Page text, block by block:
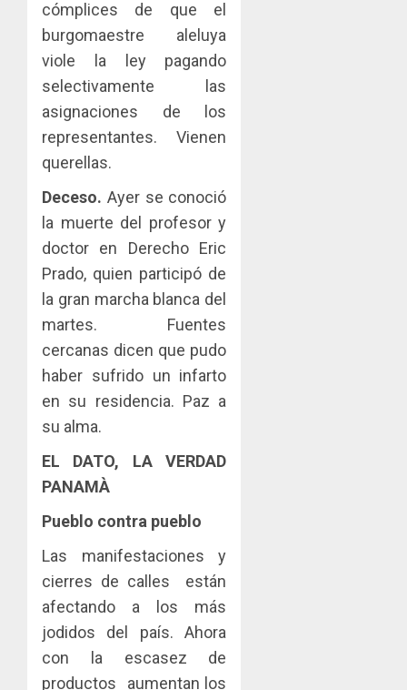
cómplices de que el
burgomaestre aleluya
viole la ley pagando
selectivamente las
asignaciones de los
representantes. Vienen
querellas.
Deceso. Ayer se conoció
la muerte del profesor y
doctor en Derecho Eric
Prado, quien participó de
la gran marcha blanca del
martes. Fuentes
cercanas dicen que pudo
haber sufrido un infarto
en su residencia. Paz a
su alma.
EL DATO, LA VERDAD
PANAMÀ
Pueblo contra pueblo
Las manifestaciones y
cierres de calles están
afectando a los más
jodidos del país. Ahora
con la escasez de
productos aumentan los